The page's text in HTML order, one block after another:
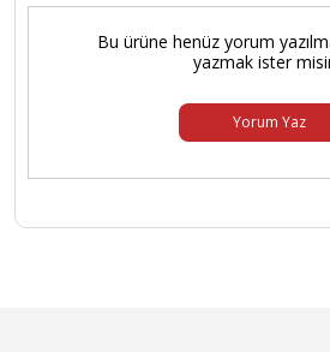
Bu ürüne henüz yorum
yazmak ister
Yorum Yaz